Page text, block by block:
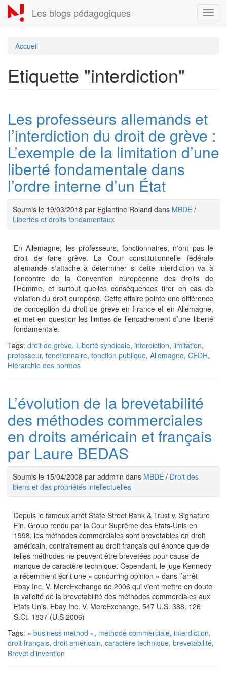
Aller
au
contenu
Les blogs pédagogiques
Accueil
Etiquette "interdiction"
Les professeurs allemands et
l’interdiction du droit de grève :
L’exemple de la limitation d’une
liberté fondamentale dans
l’ordre interne d’un État
Soumis le 19/03/2018 par Eglantine Roland dans MBDE /
Libertés et droits fondamentaux
En Allemagne, les professeurs, fonctionnaires, n‘ont pas le
droit de faire grève. La Cour constitutionnelle fédérale
allemande s‘attache à déterminer si cette interdiction va à
l’encontre de la Convention européenne des droits de
l’Homme, et surtout quelles conséquences tirer en cas de
violation du droit européen. Cette affaire pointe une différence
de conception du droit de grève en France et en Allemagne,
et met en question les limites de l’encadrement d’une liberté
fondamentale.
Tags: droit de grève, Liberté syndicale, interdiction, limitation,
professeur, fonctionnaire, fonction publique, Allemagne, CEDH,
Hiérarchie des normes
L’évolution de la brevetabilité
des méthodes commerciales
en droits américain et français
par Laure BEDAS
Soumis le 15/04/2008 par addm1n dans MBDE / Droit des
biens et des propriétés intellectuelles
Depuis le fameux arrêt State Street Bank & Trust v. Signature
Fin. Group rendu par la Cour Suprême des Etats-Unis en
1998, les méthodes commerciales sont brevetables en droit
américain, contrairement au droit français qui énonce que de
telles méthodes ne peuvent être brevetées pour cause de
manque de caractère technique. Cependant, le juge Kennedy
a récemment écrit une « concurring opinion » dans l’arrêt
Ebay Inc. V. MercExchange de 2006 qui vient mettre en doute
la validité de la brevetabilité des méthodes commerciales aux
Etats Unis. Ebay Inc. V. MercExchange, 547 U.S. 388, 126
S.Ct. 1837 (U.S 2006)
Tags: « business method », méthode commerciale, interdiction,
droit français, droit américain, caractère technique, brevetabilité,
Brevet d’invention